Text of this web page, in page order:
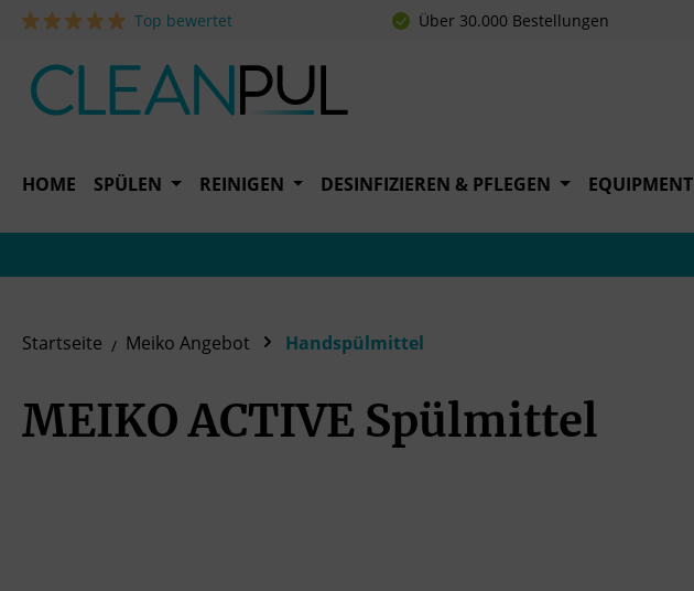
Hauptinhalt springen
Zur Suche springen
Zur Hauptnavigation springen
Top bewertet Über 30.000 Bestellungen
HOME SPÜLEN REINIGEN DESINFIZIEREN & PFLEGEN EQUIPMENT
Startseite Meiko Angebot Handspülmittel
MEIKO ACTIVE Spülmittel